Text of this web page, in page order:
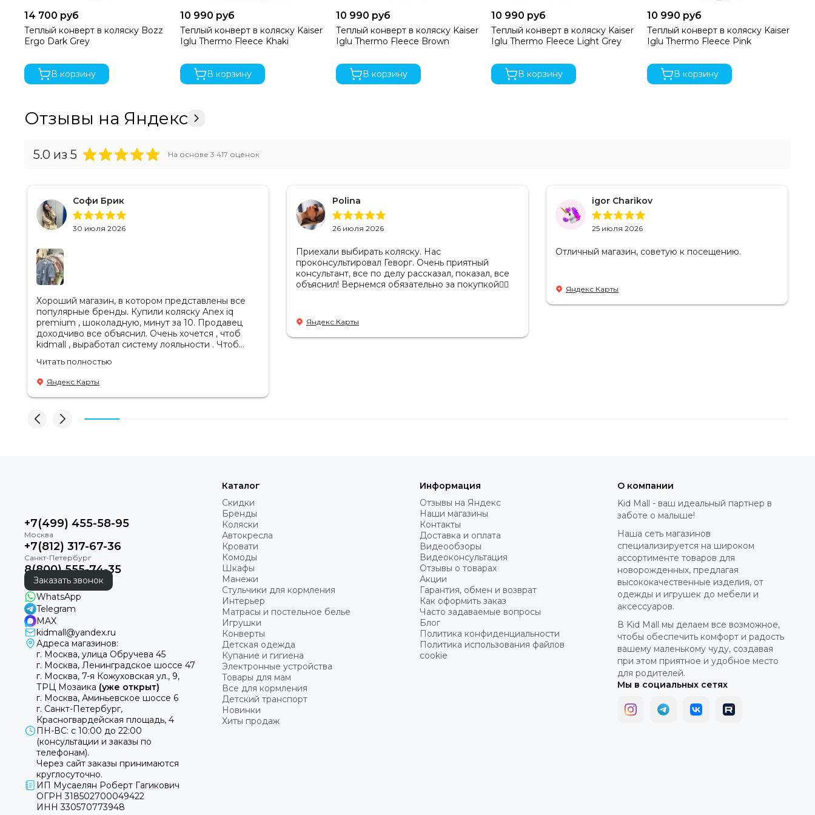
14 700 руб
Теплый конверт в коляску Bozz
Ergo Dark Grey
В корзину
10 990 руб
Теплый конверт в коляску Kaiser
Iglu Thermo Fleece Khaki
В корзину
10 990 руб
Теплый конверт в коляску Kaiser
Iglu Thermo Fleece Brown
В корзину
10 990 руб
Теплый конверт в коляску Kaiser
Iglu Thermo Fleece Light Grey
В корзину
10 990 руб
Теплый конверт в коляску Kaiser
Iglu Thermo Fleece Pink
В корзину
Отзывы на Яндекс
5.0 из 5 На основе 3 417 оценок
Софи Брик
30 июля 2026
Хороший магазин, в котором представлены все
популярные бренды. Купили коляску Anex iq
premium , шоколадную, минут за 10. Продавец
доходчиво все объяснил. Очень хочется , чтоб
kidmall , выработал систему лояльности . Чтоб
Читать полностью
Яндекс Карты
Polina
26 июля 2026
Приехали выбирать коляску. Нас
проконсультировал Геворг. Очень приятный
консультант, все по делу рассказал, показал, все
объяснил! Вернемся обязательно за покупкой👌🏻
Яндекс Карты
igor Charikov
25 июля 2026
Отличный магазин, советую к посещению.
Яндекс Карты
+7(499) 455-58-95
+7(812) 317-67-36
8(800) 555-74-35
Заказать звонок
WhatsApp
Telegram
MAX
kidmall@yandex.ru
Адреса магазинов:
г. Москва, улица Обручева 45
г. Москва, Ленинградское шоссе 47
г. Москва, 7-я Кожуховская ул., 9,
ТРЦ Мозаика (уже открыт)
г. Москва, Аминьевское шоссе 6
г. Санкт-Петербург,
Красногвардейская площадь, 4
ПН-ВС: с 10:00 до 22:00
(консультации и заказы по
телефонам).
Через сайт заказы принимаются
круглосуточно.
ИП Мусаелян Роберт Гагикович
ОГРН 318502700049422
ИНН 330570773948
Каталог
Скидки
Бренды
Коляски
Автокресла
Кровати
Комоды
Шкафы
Манежи
Стульчики для кормления
Интерьер
Матрасы и постельное белье
Игрушки
Конверты
Детская одежда
Купание и гигиена
Электронные устройства
Товары для мам
Все для кормления
Детский транспорт
Новинки
Хиты продаж
Информация
Отзывы на Яндекс
Наши магазины
Контакты
Доставка и оплата
Видеообзоры
Видеоконсультация
Отзывы о товарах
Акции
Гарантия, обмен и возврат
Как оформить заказ
Часто задаваемые вопросы
Блог
Политика конфиденциальности
Политика использования файлов
cookie
О компании
Kid Mall - ваш идеальный партнер в
заботе о малыше!
Наша сеть магазинов
специализируется на широком
ассортименте товаров для
новорожденных, предлагая
высококачественные изделия, от
одежды и игрушек до мебели и
аксессуаров.
В Kid Mall мы делаем все возможное,
чтобы обеспечить комфорт и радость
вашему маленькому чуду, создавая
при этом приятное и удобное место
для родителей.
Мы в социальных сетях